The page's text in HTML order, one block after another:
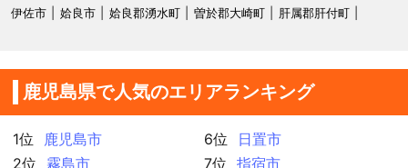
伊佐市
姶良市 姶良郡湧水町 曽於郡大崎町 肝属郡肝付町
鹿児島県で人気のエリアランキング
1位
鹿児島市
2位
霧島市
6位
日置市
7位
指宿市